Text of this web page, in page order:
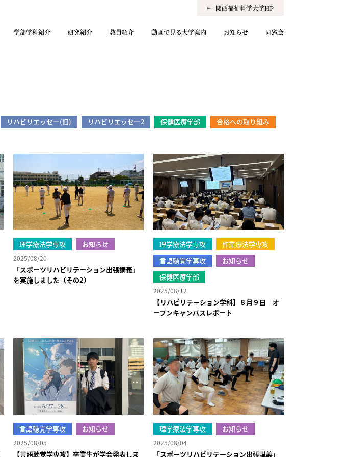
学部学科紹介 研究紹介 教員紹介 動画で見る大学案内 お知らせ 同窓会
関西福祉科学大学HP
リハビリエッセー(旧) リハビリエッセー2 保健医療学部 合格への取り組み
理学療法学専攻 お知らせ
2025/08/20
「スポーツリハビリテーション出張講義」
を実施しました（その2）
理学療法学専攻
作業療法学専攻
言語聴覚学専攻
お知らせ
保健医療学部
2025/08/12
【リハビリテーション学科】８月９日 オ
ープンキャンパスレポート
言語聴覚学専攻 お知らせ
2025/08/05
【言語聴覚学専攻】卒業生が学会発表しま
理学療法学専攻 お知らせ
2025/08/04
「スポーツリハビリテーション出張講義」